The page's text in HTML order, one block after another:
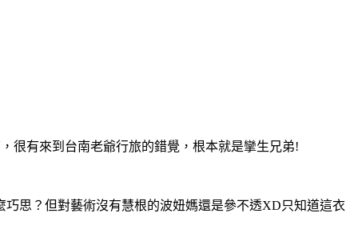
很有來到台南老爺行旅的錯覺，根本就是攣生兄弟!
思？但對藝術沒有慧根的波妞媽還是參不透XD只知道這衣